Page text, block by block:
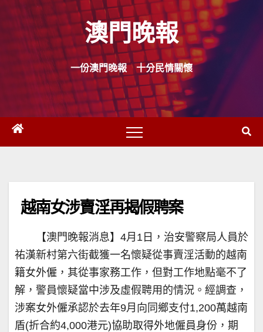
Skip
content
澳門晚報
一份澳門晚報 十分民情關懷
越南女涉賣淫再揭假聘案
【澳門晚報消息】4月1日，治安警察局人員於
祐漢新村第六街截獲一名懷疑從事賣淫活動的越南
籍女外僱，其從事家務工作，但對工作地點毫不了
解，警員懷疑當中涉及虛假聘用的情況。經調查，
涉案女外僱承認於去年9月向同鄉支付1,200萬越南
盾(折合約4,000港元)協助取得外地僱員身份，期